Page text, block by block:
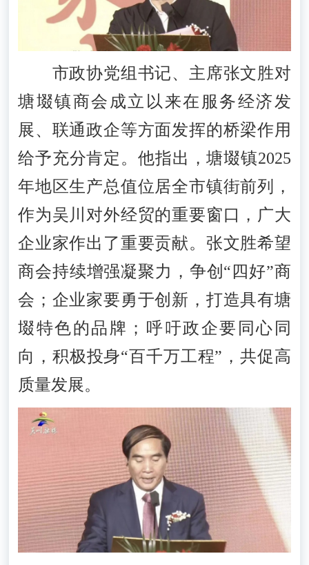
市政协党组书记、主席张文胜对
塘㙍镇商会成立以来在服务经济发
展、联通政企等方面发挥的桥梁作用
给予充分肯定。他指出，塘㙍镇2025
年地区生产总值位居全市镇街前列，
作为吴川对外经贸的重要窗口，广大
企业家作出了重要贡献。张文胜希望
商会持续增强凝聚力，争创“四好”商
会；企业家要勇于创新，打造具有塘
㙍特色的品牌；呼吁政企要同心同
向，积极投身“百千万工程”，共促高
质量发展。